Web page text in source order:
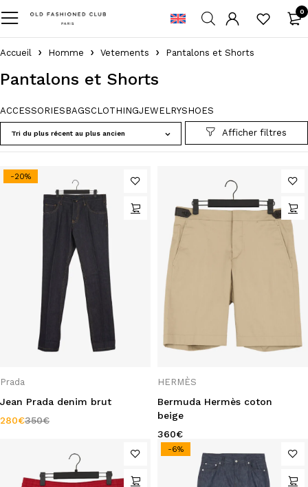
0
Accueil Homme Vetements Pantalons et Shorts
Pantalons et Shorts
ACCESSORIESBAGSCLOTHINGJEWELRYSHOES
Tri du plus récent au plus ancien
-20%
Prada
Jean Prada denim brut
350€
280€
HERMÈS
Bermuda Hermès coton
beige
360€
-6%